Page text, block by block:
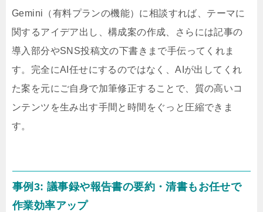
Gemini（有料プランの機能）に相談すれば、テーマに
関するアイデア出し、構成案の作成、さらには記事の
導入部分やSNS投稿文の下書きまで手伝ってくれま
す。完全にAI任せにするのではなく、AIが出してくれ
た案を元にご自身で加筆修正することで、質の高いコ
ンテンツを生み出す手間と時間をぐっと圧縮できま
す。
事例3: 議事録や報告書の要約・清書もお任せで
作業効率アップ